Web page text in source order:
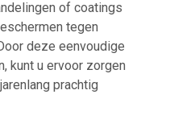
of coatings
tegen
deze eenvoudige
kunt u ervoor zorgen
prachtig